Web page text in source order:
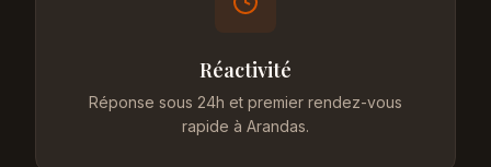
Réactivité
Réponse sous 24h et premier rendez-vous
rapide à Arandas.